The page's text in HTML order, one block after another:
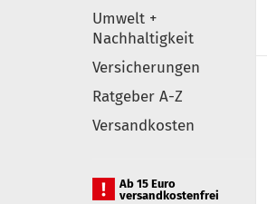
Umwelt +
Nachhaltigkeit
Versicherungen
Ratgeber A-Z
Versandkosten
Ab 15 Euro
versandkostenfrei